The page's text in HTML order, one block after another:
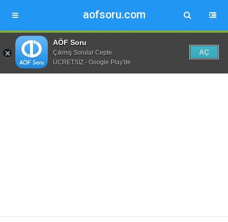
aofsoru.com
AÖF Soru
Çıkmış Sorular Cepte
ÜCRETSİZ - Google Play'de
AÇ